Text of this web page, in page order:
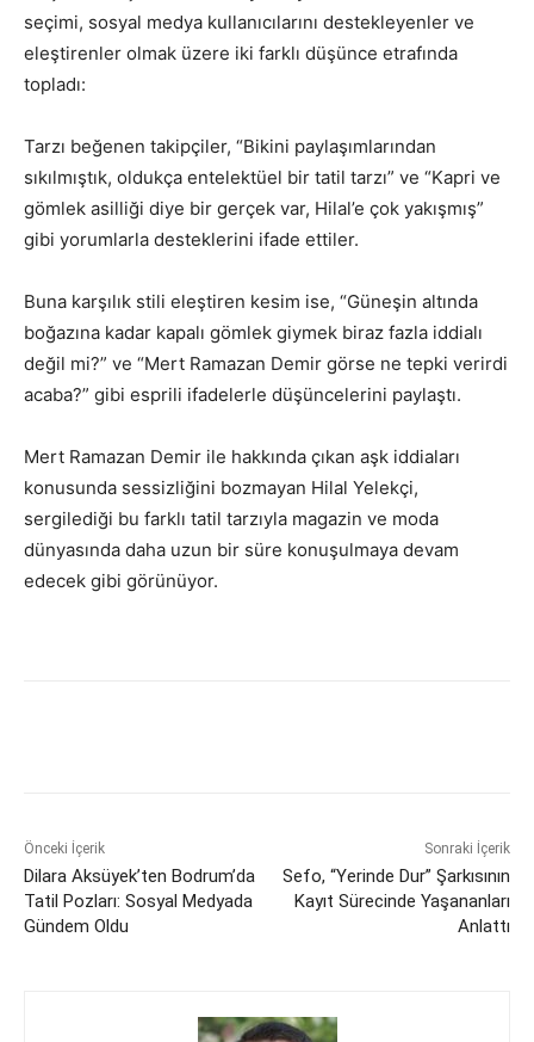
seçimi, sosyal medya kullanıcılarını destekleyenler ve
eleştirenler olmak üzere iki farklı düşünce etrafında
topladı:
Tarzı beğenen takipçiler, “Bikini paylaşımlarından
sıkılmıştık, oldukça entelektüel bir tatil tarzı” ve “Kapri ve
gömlek asilliği diye bir gerçek var, Hilal’e çok yakışmış”
gibi yorumlarla desteklerini ifade ettiler.
Buna karşılık stili eleştiren kesim ise, “Güneşin altında
boğazına kadar kapalı gömlek giymek biraz fazla iddialı
değil mi?” ve “Mert Ramazan Demir görse ne tepki verirdi
acaba?” gibi esprili ifadelerle düşüncelerini paylaştı.
Mert Ramazan Demir ile hakkında çıkan aşk iddiaları
konusunda sessizliğini bozmayan Hilal Yelekçi,
sergilediği bu farklı tatil tarzıyla magazin ve moda
dünyasında daha uzun bir süre konuşulmaya devam
edecek gibi görünüyor.
Önceki İçerik
Dilara Aksüyek’ten Bodrum’da
Tatil Pozları: Sosyal Medyada
Gündem Oldu
Sonraki İçerik
Sefo, “Yerinde Dur” Şarkısının
Kayıt Sürecinde Yaşananları
Anlattı